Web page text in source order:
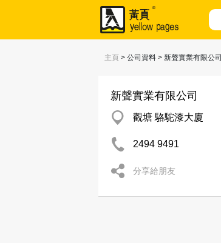
主頁 > 公司資料 > 新聲實業有限公司
新聲實業有限公司
觀塘 駱駝漆大廈
2494 9491
分享給朋友